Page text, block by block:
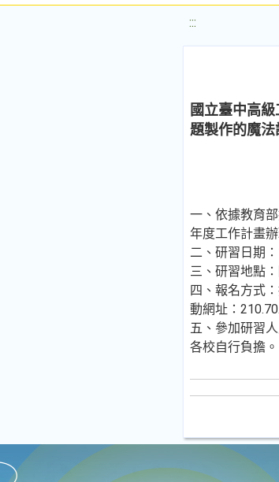
:::
國立臺中高
題製作的魔
一、依據教育
年度工作計畫辦
二、研習日期
三、研習地點
四、報名方式
動網址：
五、參加研習
各校自行負擔。